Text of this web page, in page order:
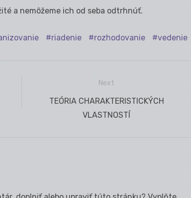
a nemôžeme ich od seba odtrhnúť.
riadenie rozhodovanie vedenie
Next
Next
TEÓRIA CHARAKTERISTICKÝCH
VLASTNOSTÍ